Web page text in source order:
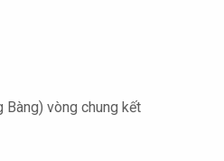
vòng chung kết